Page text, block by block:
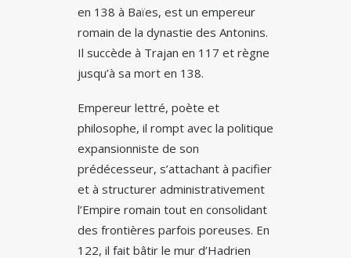
en 138 à Baïes, est un empereur
romain de la dynastie des Antonins.
Il succède à Trajan en 117 et règne
jusqu’à sa mort en 138.
Empereur lettré, poète et
philosophe, il rompt avec la politique
expansionniste de son
prédécesseur, s’attachant à pacifier
et à structurer administrativement
l’Empire romain tout en consolidant
des frontières parfois poreuses. En
122, il fait bâtir le mur d’Hadrien